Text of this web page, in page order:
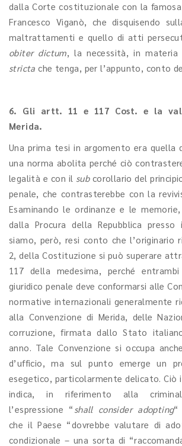
dalla Corte costituzionale con la
Francesco Viganò, che disquisendo
maltrattamenti e quello di atti
obiter dictum, la necessità, in materia
stricta che tenga, per l’appunto, conto
6. Gli artt. 11 e 117 Cost. e la
Merida.
Una prima tesi in argomento era quella
una norma abolita perché ciò
legalità e con il subcorollario del
penale, che contrasterebbe con la
Esaminando le ordinanze e le
dalla Procura della Repubblica
siamo, però, resi conto che l’originario
2, della Costituzione si può superare
117 della medesima, perché
giuridico penale deve conformarsi alle
normative internazionali generalmente
alla Convenzione di Merida, delle
corruzione, firmata dallo Stato
anno. Tale Convenzione si occupa
d’ufficio, ma sul punto emerge un
esegetico, particolarmente delicato. Ciò
indica, in riferimento alla
l’espressione “ shall consider adopting“
che il Paese “dovrebbe valutare di
condizionale – una sorta di